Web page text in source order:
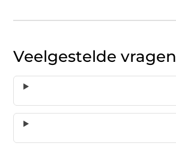
Veelgestelde vragen